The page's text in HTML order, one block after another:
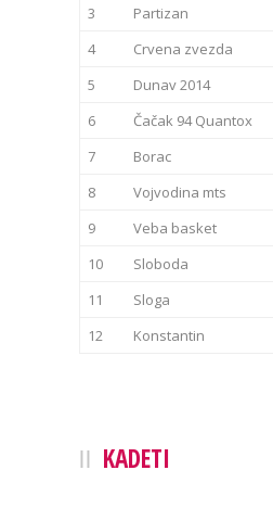
3
Partizan
4
Crvena zvezda
5
Dunav 2014
6
Čačak 94 Quantox
7
Borac
8
Vojvodina mts
9
Veba basket
10
Sloboda
11
Sloga
12
Konstantin
KADETI